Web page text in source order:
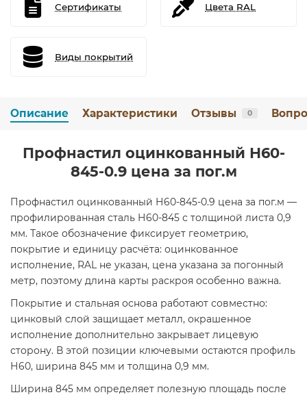
Сертификаты Цвета RAL
Виды покрытий
Описание Характеристики Отзывы 0
Профнастил оцинкованный Н60-
845-0.9 цена за пог.м
Профнастил оцинкованный Н60-845-0.9 цена за пог.м —
профилированная сталь Н60-845 с толщиной листа 0,9
мм. Такое обозначение фиксирует геометрию,
покрытие и единицу расчёта: оцинкованное
исполнение, RAL не указан, цена указана за погонный
метр, поэтому длина карты раскроя особенно важна.
Покрытие и стальная основа работают совместно:
цинковый слой защищает металл, окрашенное
исполнение дополнительно закрывает лицевую
сторону. В этой позиции ключевыми остаются профиль
Н60, ширина 845 мм и толщина 0,9 мм.
Ширина 845 мм определяет полезную площадь после